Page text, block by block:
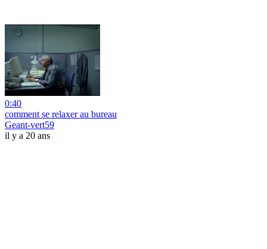
0:40
comment se relaxer au bureau
Geant-vert59
il y a 20 ans